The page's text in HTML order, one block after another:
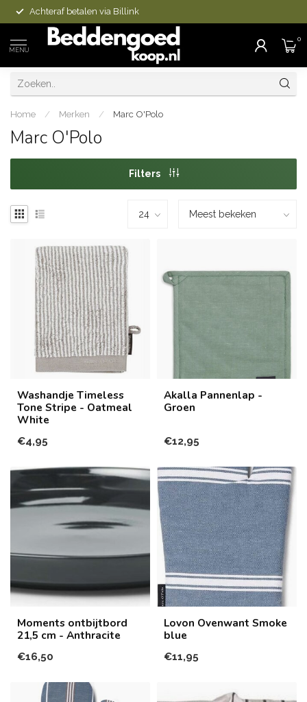
Achteraf betalen via Billink
MENU
0
Home / Merken / Marc O'Polo
Marc O'Polo
Filters
Washandje Timeless
Tone Stripe - Oatmeal
White
€4,95
Akalla Pannenlap -
Groen
€12,95
Moments ontbijtbord
21,5 cm - Anthracite
€16,50
Lovon Ovenwant Smoke
blue
€11,95